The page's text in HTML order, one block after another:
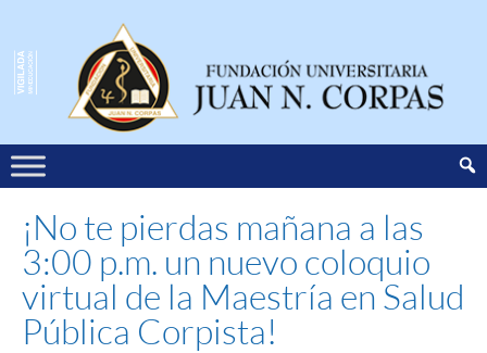
¡No te pierdas mañana a las
3:00 p.m. un nuevo coloquio
virtual de la Maestría en Salud
Pública Corpista!